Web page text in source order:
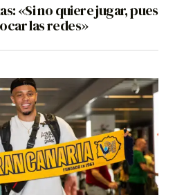
«Si no quiere jugar, pues
las redes»